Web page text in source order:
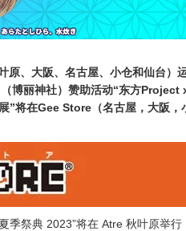
、大阪、名古屋、小仓和仙台）
博丽神社）赞助活动“东方Project
将在Gee Store（名古屋，大阪，
季祭典 2023”将在 Atre 秋叶原举行